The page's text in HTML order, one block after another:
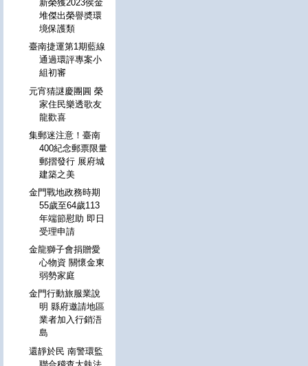
新榮獲2023侯金
堆傑出榮譽奬環
境保護類
臺南捷運第1期藍線
通過環評專案小
組初審
元宵猜謎慶團圓 榮
家住民樂透歌友
龍歡喜
集郵迷注意！臺南
400紀念郵票限量
郵摺發行 展府城
建築之美
金門戰地政務時期
55歲至64歲113
年端節慰助 即日
受理申請
金龍獅子會捐贈愛
心物資 關懷金東
弱勢家庭
金門行動旅服業說
明 縣府邀請地區
業者加入行銷浯
島
還靜於民 南警環監